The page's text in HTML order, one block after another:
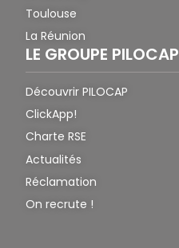
Toulouse
La Réunion
LE GROUPE PILOCAP
Découvrir PILOCAP
ClickApp!
Charte RSE
Actualités
Réclamation
On recrute !